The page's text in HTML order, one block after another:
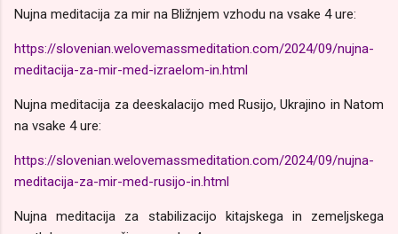
Nujna meditacija za mir na Bližnjem vzhodu na vsake 4 ure:
https://slovenian.welovemassmeditation.com/2024/09/nujna-
meditacija-za-mir-med-izraelom-in.html
Nujna meditacija za deeskalacijo med Rusijo, Ukrajino in Natom
na vsake 4 ure:
https://slovenian.welovemassmeditation.com/2024/09/nujna-
meditacija-za-mir-med-rusijo-in.html
Nujna meditacija za stabilizacijo kitajskega in zemeljskega